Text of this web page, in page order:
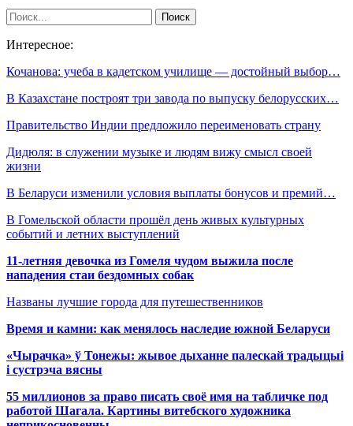
Интересное:
Кочанова: учеба в кадетском училище — достойный выбор…
В Казахстане построят три завода по выпуску белорусских…
Правительство Индии предложило переименовать страну
Дидюля: в служении музыке и людям вижу смысл своей
жизни
В Беларуси изменили условия выплаты бонусов и премий…
В Гомельской области прошёл день живых культурных
событий и летних выступлений
11-летняя девочка из Гомеля чудом выжила после
нападения стаи бездомных собак
Названы лучшие города для путешественников
Время и камни: как менялось наследие южной Беларуси
«Чырачка» ў Тонежы: жывое дыханне палескай традыцыі
і сустрэча вясны
55 миллионов за право писать своё имя на табличке под
работой Шагала. Картины витебского художника